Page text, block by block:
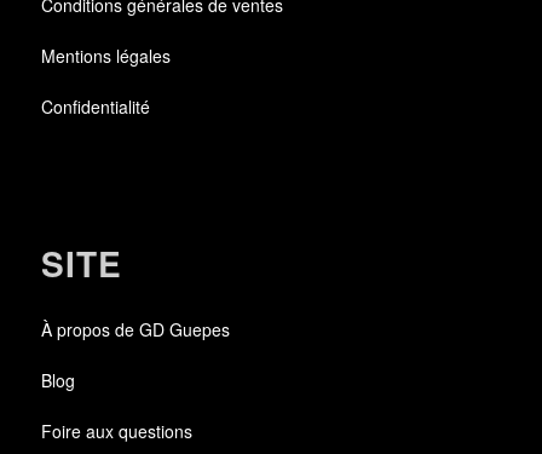
Mentions légales
Confidentialité
SITE
À propos de GD Guepes
Blog
Foire aux questions